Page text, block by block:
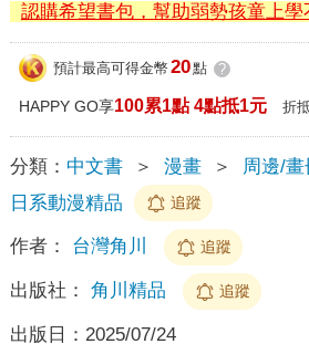
認購希望書包，幫助弱勢孩童上學
預計最高可得金幣 20點 ?
HAPPY GO享100累1點 4點抵1元 折
分類： 中文書 ＞ 漫畫 ＞ 周邊/
日系動漫精品
追蹤
作者： 台灣角川 追蹤
出版社： 角川精品 追蹤
出版日： 2025/07/24